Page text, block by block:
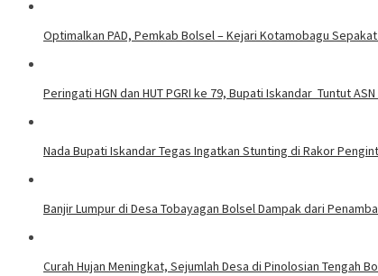
Optimalkan PAD, Pemkab Bolsel – Kejari Kotamobagu Sepakat
Peringati HGN dan HUT PGRI ke 79, Bupati Iskandar Tuntut
Nada Bupati Iskandar Tegas Ingatkan Stunting di Rakor
Banjir Lumpur di Desa Tobayagan Bolsel Dampak dari
Curah Hujan Meningkat, Sejumlah Desa di Pinolosian Tengah